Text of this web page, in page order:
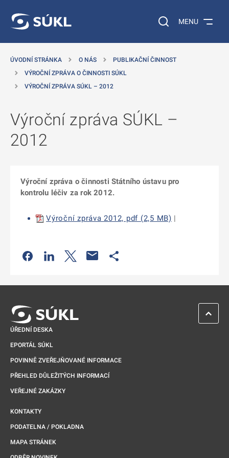
Vyhledávání na
MENU
ÚVODNÍ STRÁNKA O NÁS
PUBLIKAČNÍ ČINNOST
VÝROČNÍ ZPRÁVA O ČINNOSTI SÚKL
VÝROČNÍ ZPRÁVA SÚKL – 2012
Výroční zpráva SÚKL –
2012
Výroční zpráva o činnosti Státního ústavu pro
kontrolu léčiv za rok 2012.
Výroční zpráva 2012, pdf (2,5 MB) |
Odkaz se otevře na nové kartě
Odkaz se otevře na nové kartě
Odkaz se otevře na nové kartě
ÚŘEDNÍ DESKA
EPORTÁL SÚKL
POVINNĚ ZVEŘEJŇOVANÉ INFORMACE
PŘEHLED DŮLEŽITÝCH INFORMACÍ
VEŘEJNÉ ZAKÁZKY
KONTAKTY
PODATELNA / POKLADNA
MAPA STRÁNEK
ZPĚT